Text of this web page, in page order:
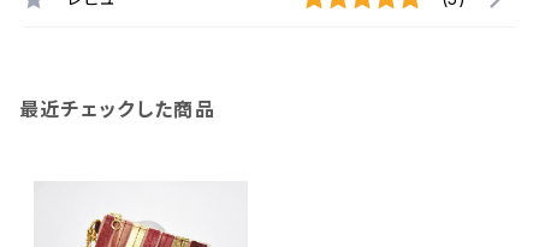
最近チェックした商品